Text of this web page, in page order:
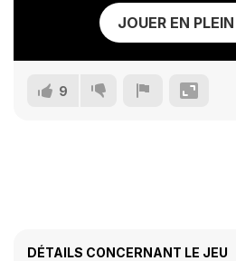
JOUER EN
9
DÉTAILS CONCERNANT LE JEU